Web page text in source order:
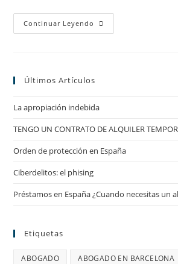
Continuar Leyendo La
Patria
Últimos Artículos
La apropiación indebida
TENGO UN CONTRATO DE ALQUILER
Orden de protección en España
Ciberdelitos: el phising
Préstamos en España ¿Cuando necesitas un
Etiquetas
ABOGADO ABOGADO EN BARCELONA